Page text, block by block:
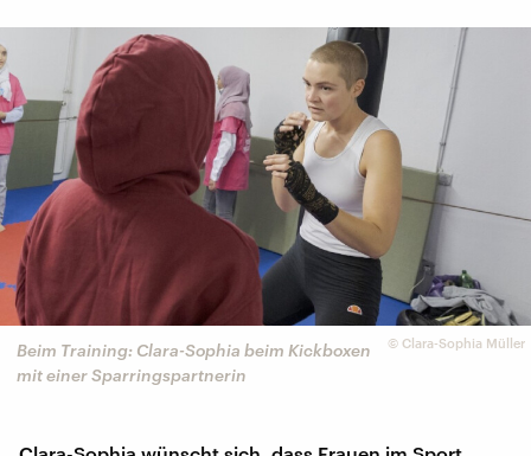
© Clara-Sophia Müller
Beim Training: Clara-Sophia beim Kickboxen
mit einer Sparringspartnerin